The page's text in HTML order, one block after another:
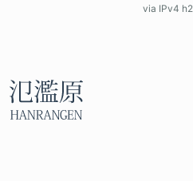
via IPv4 h2